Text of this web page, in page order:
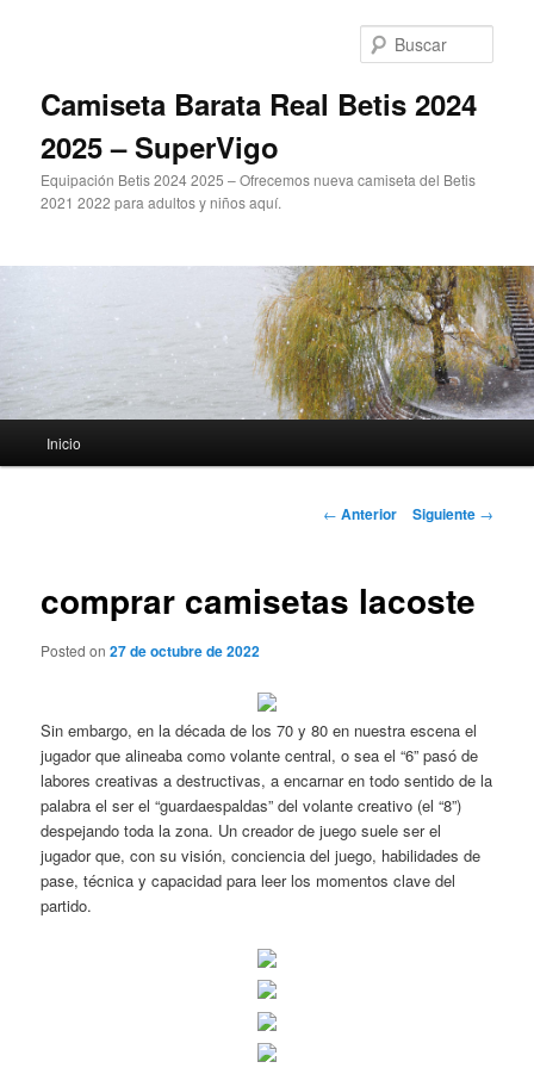
Camiseta Barata Real Betis 2024
2025 – SuperVigo
Equipación Betis 2024 2025 – Ofrecemos nueva camiseta del Betis
2021 2022 para adultos y niños aquí.
principal
Inicio
Navegación
← Anterior Siguiente →
comprar camisetas lacoste
Posted on27 de octubre de 2022
Sin embargo, en la década de los 70 y 80 en nuestra escena el
jugador que alineaba como volante central, o sea el “6” pasó de
labores creativas a destructivas, a encarnar en todo sentido de la
palabra el ser el “guardaespaldas” del volante creativo (el “8”)
despejando toda la zona. Un creador de juego suele ser el
jugador que, con su visión, conciencia del juego, habilidades de
pase, técnica y capacidad para leer los momentos clave del
partido.